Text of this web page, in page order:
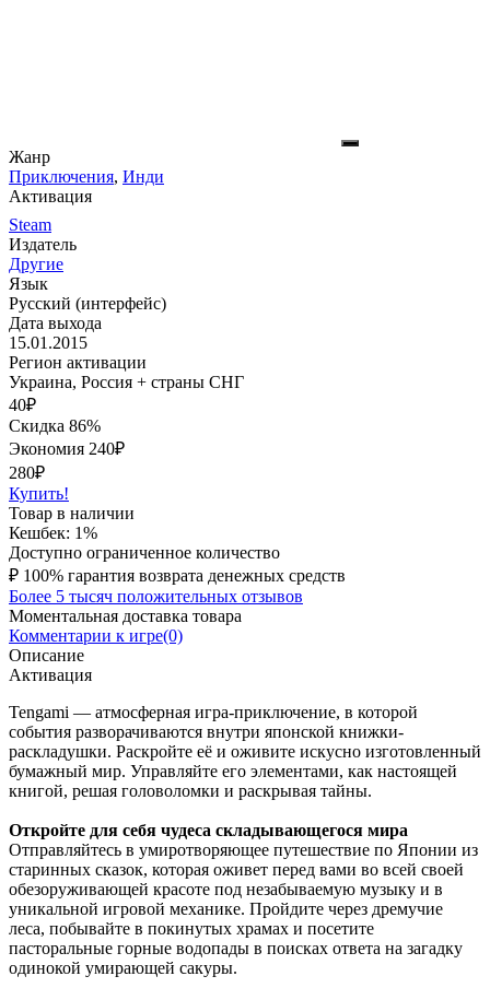
Жанр
Приключения, Инди
Активация
Steam
Издатель
Другие
Язык
Русский (интерфейс)
Дата выхода
15.01.2015
Регион активации
Украина, Россия + страны СНГ
40₽
Скидка 86%
Экономия 240₽
280₽
Купить!
Товар в наличии
Кешбек: 1%
Доступно ограниченное количество
₽ 100% гарантия возврата денежных средств
Более 5 тысяч положительных отзывов
Моментальная доставка товара
Комментарии к игре(0)
Описание
Активация
Tengami — атмосферная игра-приключение, в которой
события разворачиваются внутри японской книжки-
раскладушки. Раскройте её и оживите искусно изготовленный
бумажный мир. Управляйте его элементами, как настоящей
книгой, решая головоломки и раскрывая тайны.
Откройте для себя чудеса складывающегося мира
Отправляйтесь в умиротворяющее путешествие по Японии из
старинных сказок, которая оживет перед вами во всей своей
обезоруживающей красоте под незабываемую музыку и в
уникальной игровой механике. Пройдите через дремучие
леса, побывайте в покинутых храмах и посетите
пасторальные горные водопады в поисках ответа на загадку
одинокой умирающей сакуры.